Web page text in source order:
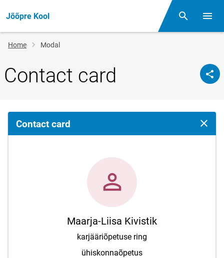
Jõõpre Kool Otsing
Breadcrumb
Home Modal
Contact card
Contact card Close
Maarja-Liisa Kivistik
karjääriõpetuse ring
ühiskonnaõpetus